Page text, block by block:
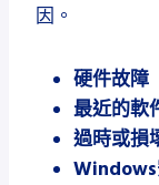
因。
硬件故障
最近的軟
過時或損